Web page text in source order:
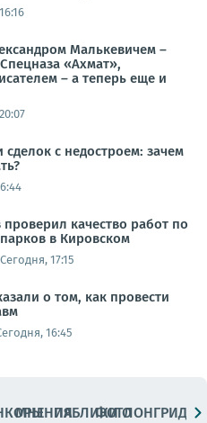
Малькевичем –
«Ахмат»,
– а теперь еще и
с недостроем: зачем
качество работ по
в Кировском
Сегодня, 17:15
о том, как провести
16:45
МНЕНИЯПАБЛИКИ
ФОТОЛОНГРИДЫ